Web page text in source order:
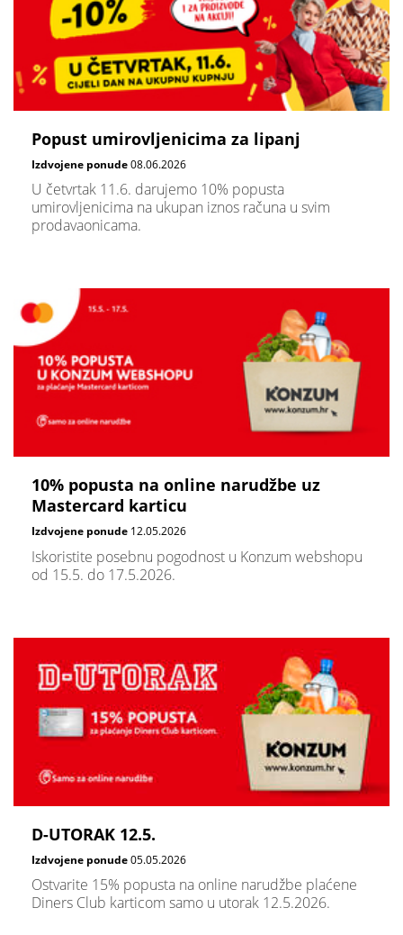
Popust umirovljenicima za lipanj
Izdvojene ponude08.06.2026
U četvrtak 11.6. darujemo 10% popusta
umirovljenicima na ukupan iznos računa u svim
prodavaonicama.
10% popusta na online narudžbe uz
Mastercard karticu
Izdvojene ponude 12.05.2026
Iskoristite posebnu pogodnost u Konzum webshopu
od 15.5. do 17.5.2026.
D-UTORAK 12.5.
Izdvojene ponude05.05.2026
Ostvarite 15% popusta na online narudžbe plaćene
Diners Club karticom samo u utorak 12.5.2026.